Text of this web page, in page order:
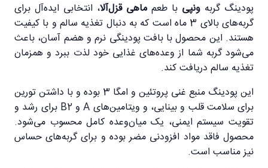
پودینگ گربه ونپی با طعم ماهی قزل‌آلا، انتخابی ایده‌آل برای
گربه‌های بالای 3 ماه است که به دنبال تغذیه سالم و با کیفیت
هستند. این محصول با بافت پودینگی نرم و هضم آسان، باعث
می‌شود گربه شما از وعده‌های غذایی خود لذت ببرد و همزمان
تغذیه سالم دریافت کند.
این پودینگ منبع غنی پروتئین و امگا 3 بوده و با داشتن تورین
برای سلامت قلب و بینایی، و ویتامین‌های A و B2 برای رشد و
تقویت سیستم ایمنی، یک میان‌وعده کامل محسوب می‌شود.
محصول فاقد مواد افزودنی مضر بوده و برای گربه‌های حساس
نیز مناسب است.